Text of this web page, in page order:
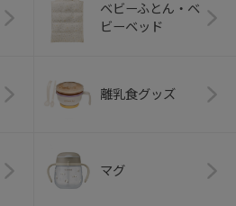
ベビーふとん・ベ
ビーベッド
離乳食グッズ
マグ